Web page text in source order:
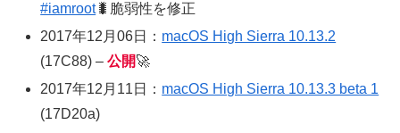
#iamroot🐛脆弱性を修正
2017年12月06日： macOS High Sierra 10.13.2
(17C88) –公開🚀
2017年12月11日： macOS High Sierra 10.13.3 beta 1
(17D20a)